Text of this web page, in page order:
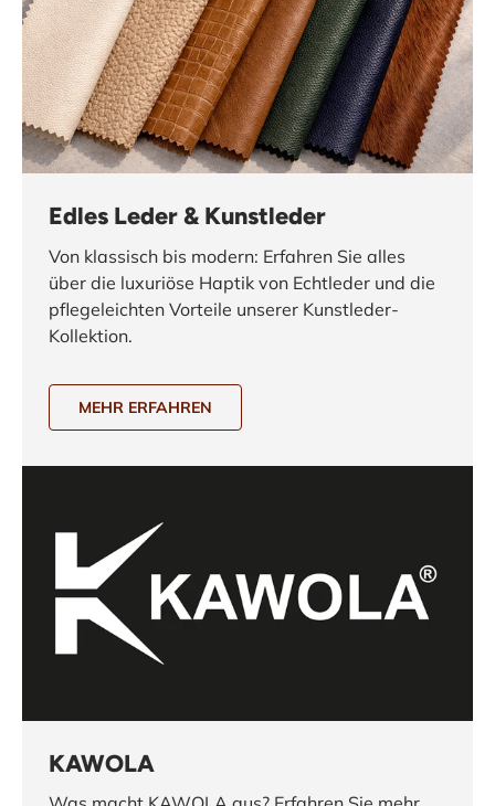
Edles Leder & Kunstleder
Von klassisch bis modern: Erfahren Sie alles
über die luxuriöse Haptik von Echtleder und die
pflegeleichten Vorteile unserer Kunstleder-
Kollektion.
MEHR ERFAHREN
KAWOLA